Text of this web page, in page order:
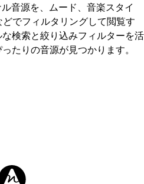
音源を、ムード、音楽スタイ
でフィルタリングして閲覧す
検索と絞り込みフィルターを活
たりの音源が見つかります。